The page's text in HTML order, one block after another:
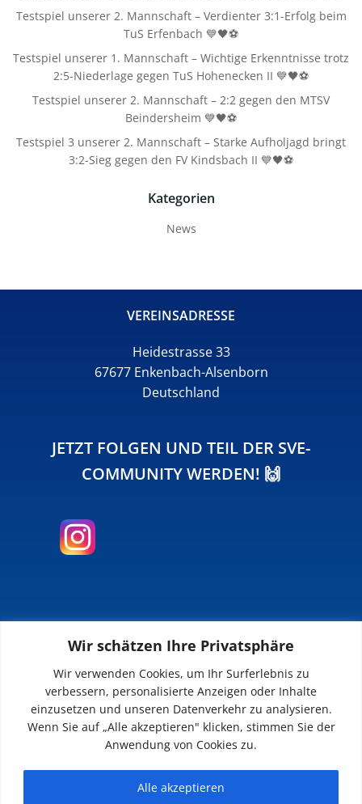
Wir schätzen Ihre Privatsphäre
Wir verwenden Cookies, um Ihr Surferlebnis zu
verbessern, personalisierte Anzeigen oder Inhalte
einzusetzen und unseren Datenverkehr zu analysieren.
Wenn Sie auf „Alle akzeptieren" klicken, stimmen Sie der
Anwendung von Cookies zu.
Alle akzeptieren
Testspiel unserer 2. Mannschaft – Verdienter 3:1-Erfolg beim
TuS Erfenbach 💙🖤⚽
Testspiel unserer 1. Mannschaft – Wichtige Erkenntnisse trotz
2:5-Niederlage gegen TuS Hohenecken II 💙🖤⚽
Testspiel unserer 2. Mannschaft – 2:2 gegen den MTSV
Beindersheim 💙🖤⚽
Testspiel 3 unserer 2. Mannschaft – Starke Aufholjagd bringt
3:2-Sieg gegen den FV Kindsbach II 💙🖤⚽
Kategorien
News
VEREINSADRESSE
Heidestrasse 33
67677 Enkenbach-Alsenborn
Deutschland
JETZT FOLGEN UND TEIL DER SVE-
COMMUNITY WERDEN! 🙌
INFOS
Impressum
Datenschutz
Kontakt